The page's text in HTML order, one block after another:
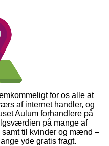
for os alle at
af internet handler, og
Aulum forhandlere på
på mange af
til kvinder og mænd –
yde gratis fragt.